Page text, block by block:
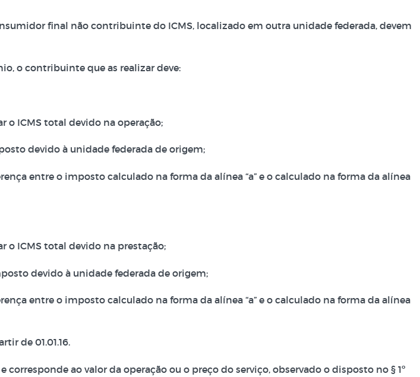
final não contribuinte do ICMS, localizado em outra unidade federada, devem
o contribuinte que as realizar deve:
o ICMS total devido na operação;
devido à unidade federada de origem;
entre o imposto calculado na forma da alínea “a” e o calculado na forma da alínea
o ICMS total devido na prestação;
devido à unidade federada de origem;
entre o imposto calculado na forma da alínea “a” e o calculado na forma da alínea
de 01.01.16.
corresponde ao valor da operação ou o preço do serviço, observado o disposto no § 1º